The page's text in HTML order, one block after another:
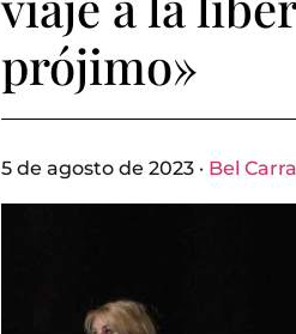
prójimo»
5 de agosto de 2023 · Bel